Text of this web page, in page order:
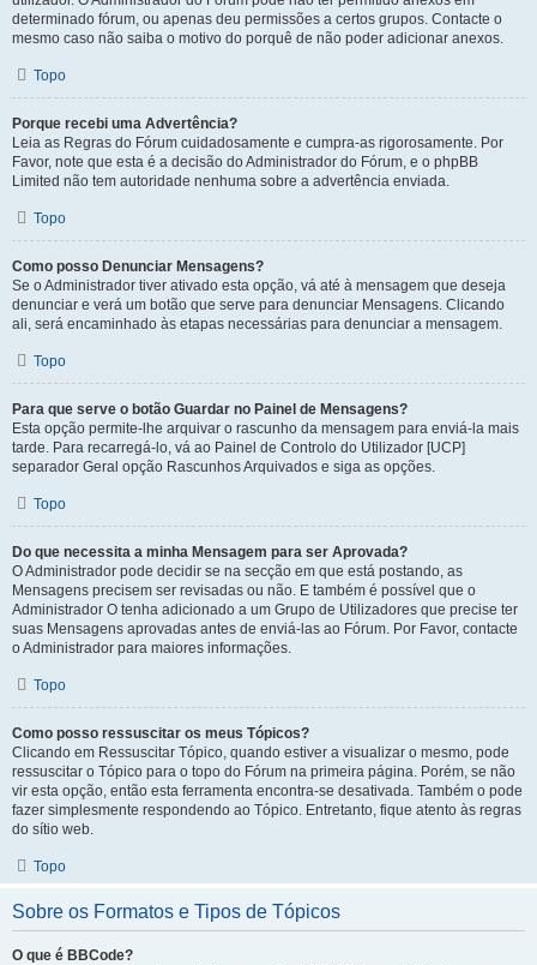
determinado fórum, ou apenas deu permissões a certos grupos. Contacte o
mesmo caso não saiba o motivo do porquê de não poder adicionar anexos.
Topo
Porque recebi uma Advertência?
Leia as Regras do Fórum cuidadosamente e cumpra-as rigorosamente. Por
Favor, note que esta é a decisão do Administrador do Fórum, e o phpBB
Limited não tem autoridade nenhuma sobre a advertência enviada.
Topo
Como posso Denunciar Mensagens?
Se o Administrador tiver ativado esta opção, vá até à mensagem que deseja
denunciar e verá um botão que serve para denunciar Mensagens. Clicando
ali, será encaminhado às etapas necessárias para denunciar a mensagem.
Topo
Para que serve o botão Guardar no Painel de Mensagens?
Esta opção permite-lhe arquivar o rascunho da mensagem para enviá-la mais
tarde. Para recarregá-lo, vá ao Painel de Controlo do Utilizador [UCP]
separador Geral opção Rascunhos Arquivados e siga as opções.
Topo
Do que necessita a minha Mensagem para ser Aprovada?
O Administrador pode decidir se na secção em que está postando, as
Mensagens precisem ser revisadas ou não. E também é possível que o
Administrador O tenha adicionado a um Grupo de Utilizadores que precise ter
suas Mensagens aprovadas antes de enviá-las ao Fórum. Por Favor, contacte
o Administrador para maiores informações.
Topo
Como posso ressuscitar os meus Tópicos?
Clicando em Ressuscitar Tópico, quando estiver a visualizar o mesmo, pode
ressuscitar o Tópico para o topo do Fórum na primeira página. Porém, se não
vir esta opção, então esta ferramenta encontra-se desativada. Também o pode
fazer simplesmente respondendo ao Tópico. Entretanto, fique atento às regras
do sítio web.
Topo
Sobre os Formatos e Tipos de Tópicos
O que é BBCode?